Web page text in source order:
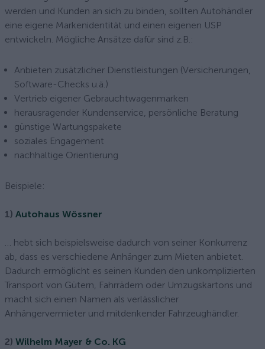
werden und Kunden an sich zu binden, sollten Autohändler
eine eigene Markenidentität und einen eigenen USP
entwickeln. Mögliche Ansätze dafür sind z.B.:
Anbieten zusätzlicher Dienstleistungen (Versicherungen,
Software-Checks u.ä.)
Vertrieb eigener Gebrauchtwagenmarken
herausragender Kundenservice, persönliche Beratung
günstige Wartungspakete
soziales Engagement
nachhaltige Orientierung
Beispiele:
1) Autohaus Wössner
… hebt sich beispielsweise dadurch von seiner Konkurrenz
ab, dass es verschiedene Anhänger zum Mieten anbietet.
Dadurch ermöglicht es seinen Kunden den unkomplizierten
Transport von Gütern, Fahrrädern oder Umzugskartons und
macht sich einen Namen als verlässlicher
Anhängervermieter und mitdenkender Fahrzeughändler.
2) Wilhelm Mayer & Co. KG